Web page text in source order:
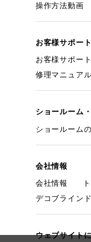
操作方法動画
お客様サポート
お客様サポート
修理マニュア
ショールーム
ショールーム
会社情報
会社情報
デコブライン
ウェブサイト